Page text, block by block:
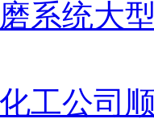
系统大
工公司